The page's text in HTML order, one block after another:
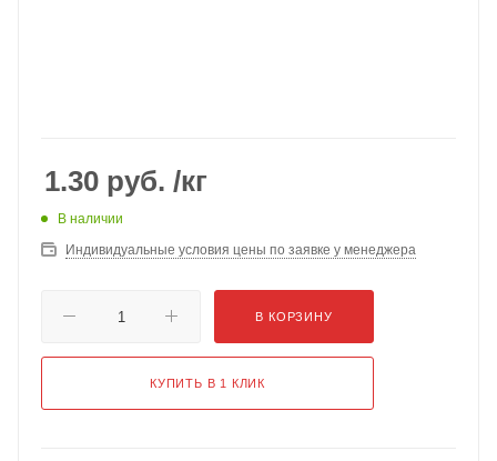
1.30 руб. /кг
В наличии
Индивидуальные условия цены по заявке у менеджера
В КОРЗИНУ
КУПИТЬ В 1 КЛИК